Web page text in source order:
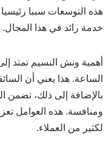
هذه التوسعات سببا
خدمة رائد في هذا المجال.
أهمية ونش النسيم تمتد
الساعة. هذا يعني أن
بالإضافة إلى ذلك، تضمن
ومنافسة. هذه العوامل
لكثير من العملاء.